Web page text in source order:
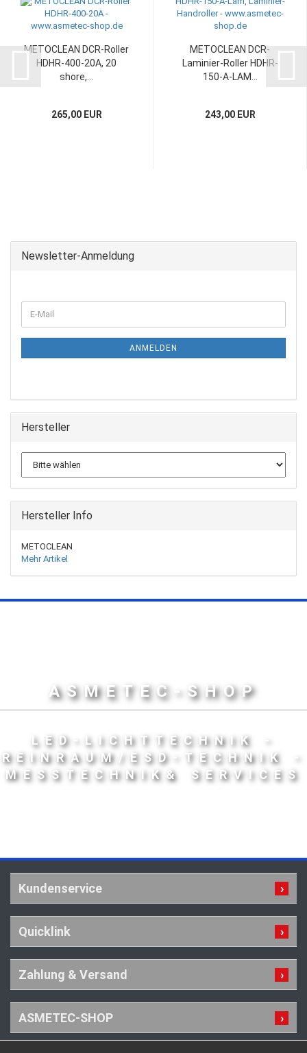
METOCLEAN DCR-Roller
HDHR-400-20A, 20
shore,...
265,00 EUR
METOCLEAN DCR-
Laminier-Roller HDHR-
150-A-LAM...
243,00 EUR
Newsletter-Anmeldung
ANMELDEN
Hersteller
Hersteller Info
METOCLEAN
Mehr Artikel
ASMETEC-SHOP
LED-LICHTTECHNIK -
REINRAUM/ESD-TECHNIK -
MESSTECHNIK& SERVICES
Kundenservice
Quicklink
Zahlung & Versand
ASMETEC-SHOP